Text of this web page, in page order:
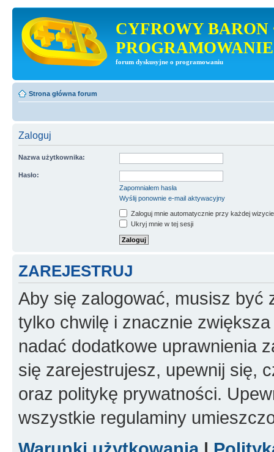
CYFROWY BARON
PROGRAMOWANIE
forum dyskusyjne o programowaniu
Strona główna forum
Zaloguj
Nazwa użytkownika:
Hasło:
Zapomniałem hasła
Wyślij ponownie e-mail aktywacyjny
Zaloguj mnie automatycznie przy każdej wizycie
Ukryj mnie w tej sesji
ZAREJESTRUJ
Aby się zalogować, musisz być
tylko chwilę i znacznie
nadać dodatkowe uprawnienia
się zarejestrujesz, upewnij się,
oraz politykę prywatności.
wszystkie regulaminy